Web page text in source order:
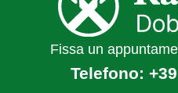
Fissa un
Telefono: